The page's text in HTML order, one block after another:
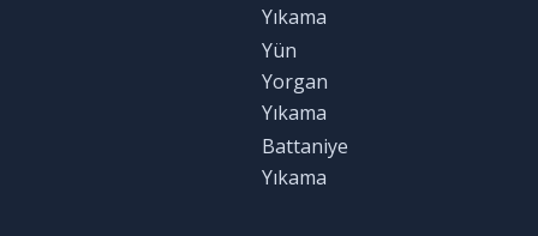
Yıkama
Yün
Yorgan
Yıkama
Battaniye
Yıkama